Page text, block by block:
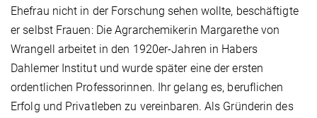
Ehefrau nicht in der Forschung sehen wollte, beschäftigte
er selbst Frauen: Die Agrarchemikerin Margarethe von
Wrangell arbeitet in den 1920er-Jahren in Habers
Dahlemer Institut und wurde später eine der ersten
ordentlichen Professorinnen. Ihr gelang es, beruflichen
Erfolg und Privatleben zu vereinbaren. Als Gründerin des